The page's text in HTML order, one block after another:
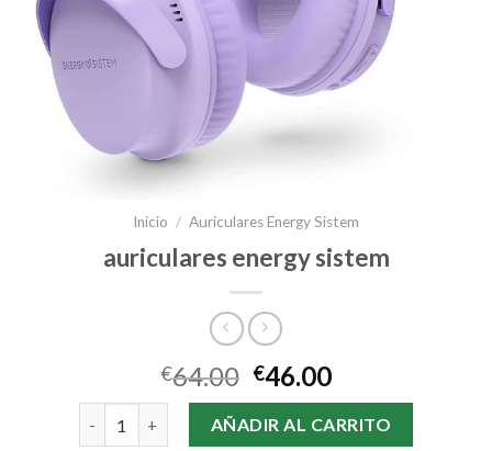
Inicio / Auriculares Energy Sistem
auriculares energy sistem
€64.00 €46.00
auriculares energy sistem cantidad
AÑADIR AL CARRITO